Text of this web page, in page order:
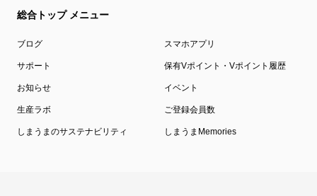
総合トップ メニュー
ブログ スマホアプリ
サポート 保有Vポイント・Vポイント履歴
お知らせ イベント
生産ラボ ご登録会員数
しまうまのサステナビリティ しまうまMemories